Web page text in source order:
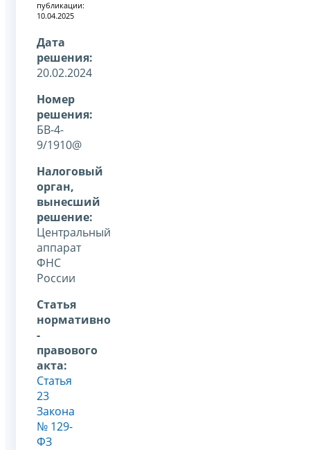
публикации:
10.04.2025
Дата
решения:
20.02.2024
Номер
решения:
БВ-4-
9/1910@
Налоговый
орган,
вынесший
решение:
Центральный
аппарат
ФНС
России
Статья
нормативно
-
правового
акта:
Статья
23
Закона
№ 129-
ФЗ